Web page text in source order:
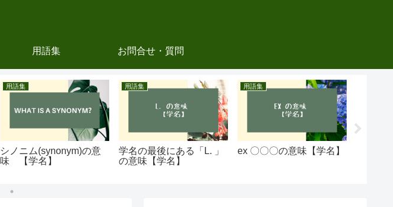
用語集 お問合せ・質問
用語集
シノニム(synonym)の意
味 【学名】
用語集
学名の最後にある「L. 」
の意味【学名】
用語集
ex 〇〇〇の意味【学名】